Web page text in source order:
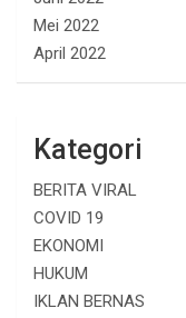
Mei 2022
April 2022
Kategori
BERITA VIRAL
COVID 19
EKONOMI
HUKUM
IKLAN BERNAS